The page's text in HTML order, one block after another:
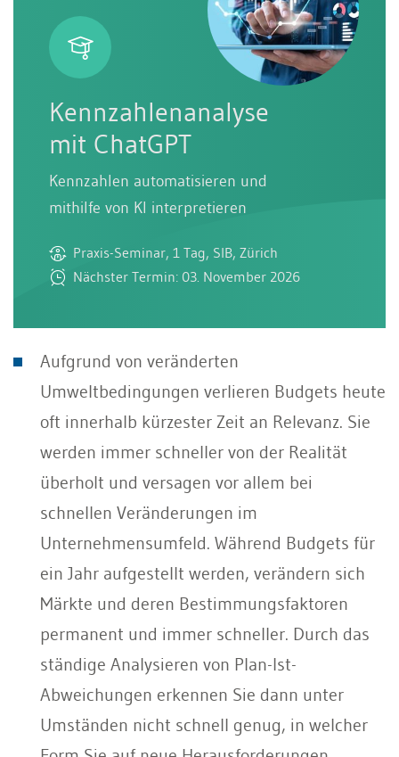
Kennzahlenanalyse
mit ChatGPT
Kennzahlen automatisieren und
mithilfe von KI interpretieren
Praxis-Seminar, 1 Tag, SIB, Zürich
Nächster Termin: 03. November 2026
Aufgrund von veränderten
Umweltbedingungen verlieren Budgets heute
oft innerhalb kürzester Zeit an Relevanz. Sie
werden immer schneller von der Realität
überholt und versagen vor allem bei
schnellen Veränderungen im
Unternehmensumfeld. Während Budgets für
ein Jahr aufgestellt werden, verändern sich
Märkte und deren Bestimmungsfaktoren
permanent und immer schneller. Durch das
ständige Analysieren von Plan-Ist-
Abweichungen erkennen Sie dann unter
Umständen nicht schnell genug, in welcher